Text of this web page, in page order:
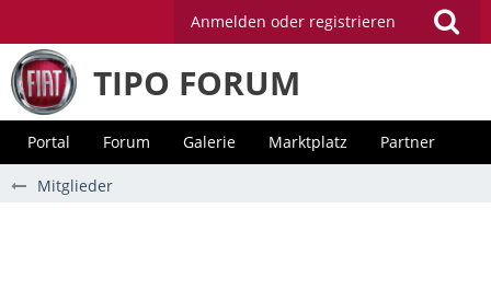
Anmelden oder registrieren
TIPO FORUM
Portal Forum Galerie Marktplatz Partner
Mitglieder